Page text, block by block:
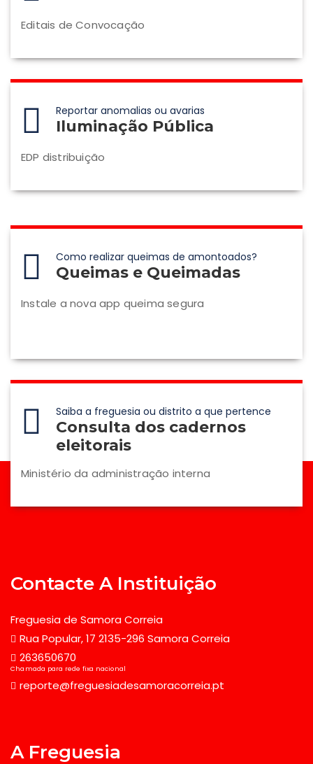
Editais de Convocação
Reportar anomalias ou avarias
Iluminação Pública
EDP distribuição
Como realizar queimas de amontoados?
Queimas e Queimadas
Instale a nova app queima segura
Saiba a freguesia ou distrito a que pertence
Consulta dos cadernos
eleitorais
Ministério da administração interna
Contacte A Instituição
Freguesia de Samora Correia
Rua Popular, 17 2135-296 Samora Correia
263650670
Chamada para rede fixa nacional
reporte@freguesiadesamoracorreia.pt
A Freguesia